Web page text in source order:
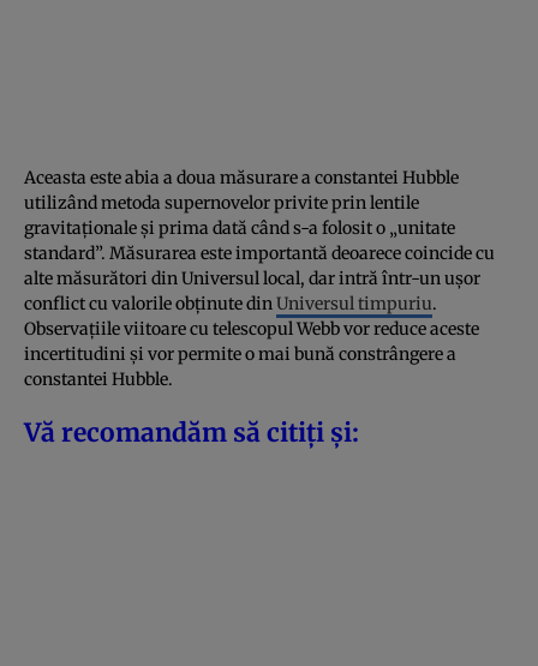
Aceasta este abia a doua măsurare a constantei Hubble
utilizând metoda supernovelor privite prin lentile
gravitaționale și prima dată când s-a folosit o „unitate
standard”. Măsurarea este importantă deoarece coincide cu
alte măsurători din Universul local, dar intră într-un ușor
conflict cu valorile obținute dinUniversul timpuriu.
Observațiile viitoare cu telescopul Webb vor reduce aceste
incertitudini și vor permite o mai bună constrângere a
constantei Hubble.
Vă recomandăm să citiți și: